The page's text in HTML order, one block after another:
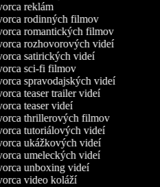
reklám
rodinných filmov
romantických filmov
rozhovorových videí
satirických videí
sci-fi filmov
spravodajských videí
teaser trailer videí
teaser videí
thrillerových filmov
tutoriálových videí
ukážkových videí
umeleckých videí
unboxing videí
video koláží